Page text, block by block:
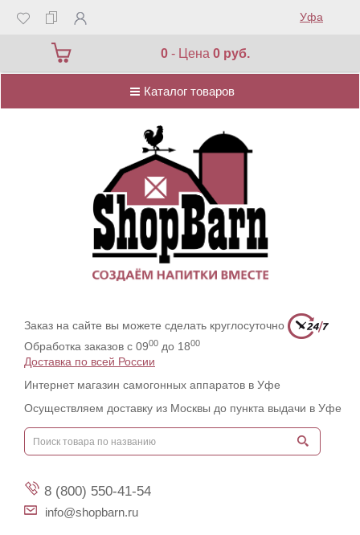
Уфа
0 - Цена0 руб.
Каталог товаров
Каталог товаров
Заказ на сайте вы можете сделать круглосуточно
Обработка заказов с 0900 до 1800
Доставка по всей России
Интернет магазин самогонных аппаратов в Уфе
Осуществляем доставку из Москвы до пункта выдачи в Уфе
8 (800) 550-41-54
info@shopbarn.ru